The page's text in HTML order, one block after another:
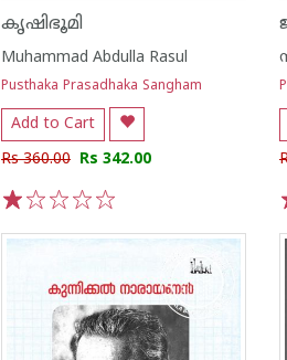
കൃഷിഭൂമി
Muhammad Abdulla Rasul
Pusthaka Prasadhaka Sangham
Add to Cart
Rs 360.00 Rs 342.00